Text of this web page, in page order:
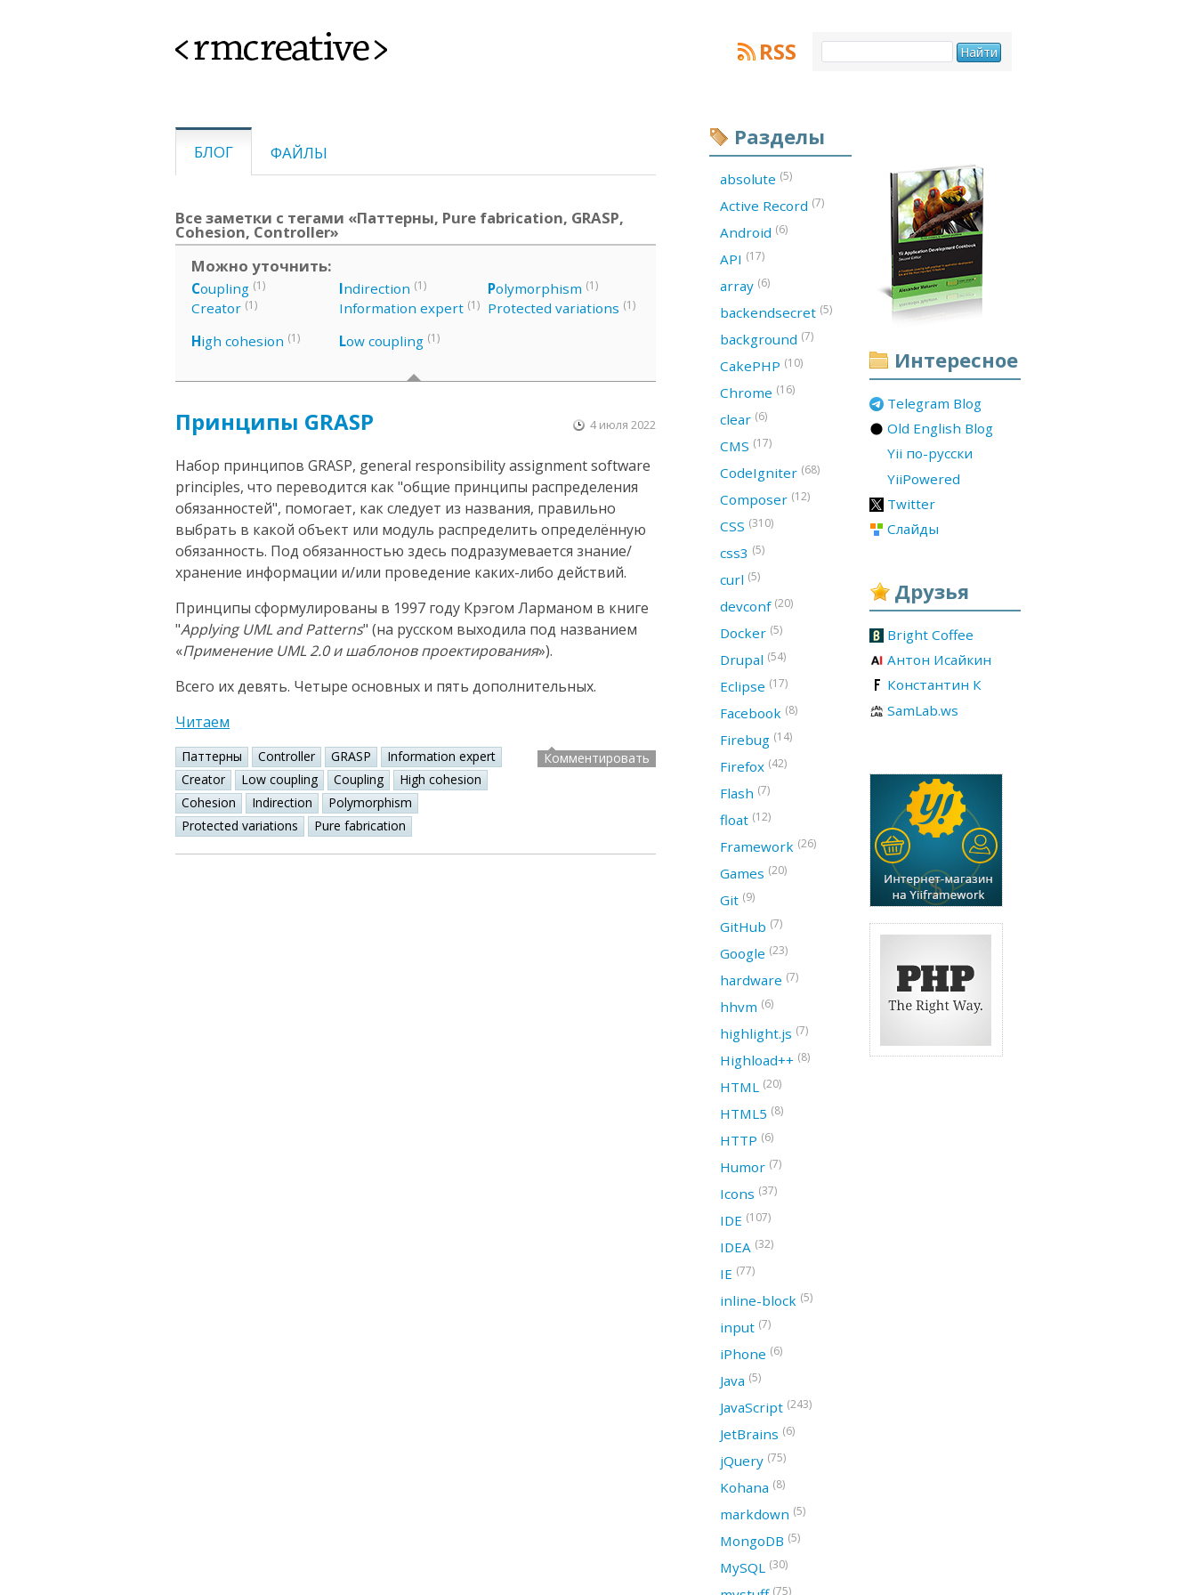
<rmcreative> RSS
БЛОГ ФАЙЛЫ
Все заметки с тегами «Паттерны, Pure fabrication, GRASP,
Cohesion, Controller»
Можно уточнить:
Coupling (1)
Creator (1)
High cohesion (1)
Indirection (1)
Information expert (1)
Low coupling (1)
Polymorphism (1)
Protected variations (1)
Принципы GRASP 4 июля 2022
Набор принципов GRASP, general responsibility assignment software
principles, что переводится как "общие принципы распределения
обязанностей", помогает, как следует из названия, правильно
выбрать в какой объект или модуль распределить определённую
обязанность. Под обязанностью здесь подразумевается знание/
хранение информации и/или проведение каких-либо действий.
Принципы сформулированы в 1997 году Крэгом Ларманом в книге
"Applying UML and Patterns" (на русском выходила под названием
«Применение UML 2.0 и шаблонов проектирования»).
Всего их девять. Четыре основных и пять дополнительных.
Читаем
Паттерны Controller GRASP
Information expert
Creator
Low coupling Coupling
High cohesion
Cohesion
Indirection
Polymorphism
Protected variations
Pure fabrication
Комментировать
Интересное
Telegram Blog
Old English Blog
Yii по-русски
YiiPowered
Twitter
Слайды
Друзья
Bright Coffee
Антон Исайкин
Константин К
SamLab.ws
Разделы
absolute (5)
Active Record (7)
Android (6)
API (17)
array (6)
backendsecret (5)
background (7)
CakePHP (10)
Chrome (16)
clear (6)
CMS (17)
CodeIgniter (68)
Composer (12)
CSS (310)
css3 (5)
curl (5)
devconf (20)
Docker (5)
Drupal (54)
Eclipse (17)
Facebook (8)
Firebug (14)
Firefox (42)
Flash (7)
float (12)
Framework (26)
Games (20)
Git (9)
GitHub (7)
Google (23)
hardware (7)
hhvm (6)
highlight.js (7)
Highload++ (8)
HTML (20)
HTML5 (8)
HTTP (6)
Humor (7)
Icons (37)
IDE (107)
IDEA (32)
IE (77)
inline-block (5)
input (7)
iPhone (6)
Java (5)
JavaScript (243)
JetBrains (6)
jQuery (75)
Kohana (8)
markdown (5)
MongoDB (5)
MySQL (30)
(75)